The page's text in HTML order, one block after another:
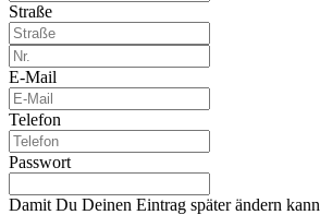
Straße
E-Mail
Telefon
Passwort
Damit Du Deinen Eintrag später ändern